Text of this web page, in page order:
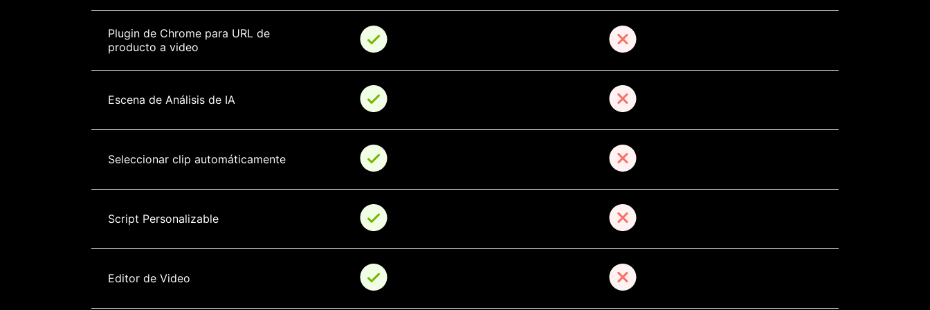
Plugin de Chrome para URL de
producto a video
Escena de Análisis de IA
Seleccionar clip automáticamente
Script Personalizable
Editor de Video